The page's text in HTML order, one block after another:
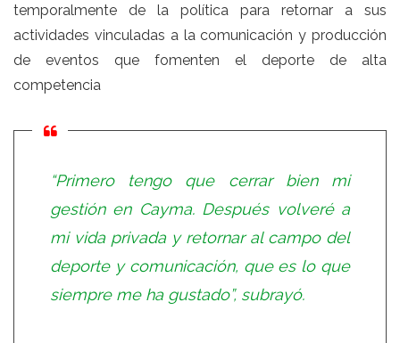
temporalmente de la política para retornar a sus
actividades vinculadas a la comunicación y producción
de eventos que fomenten el deporte de alta
competencia
“Primero tengo que cerrar bien mi
gestión en Cayma. Después volveré a
mi vida privada y retornar al campo del
deporte y comunicación, que es lo que
siempre me ha gustado”, subrayó.